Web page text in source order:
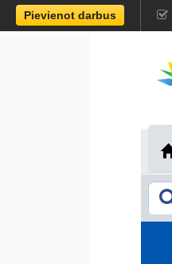
Pievienot darbus